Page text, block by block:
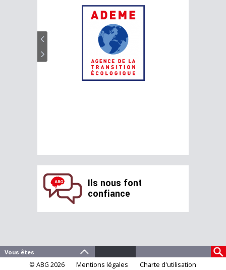
Ils nous font
confiance
© ABG 2026 Mentions légales Charte d'utilisation